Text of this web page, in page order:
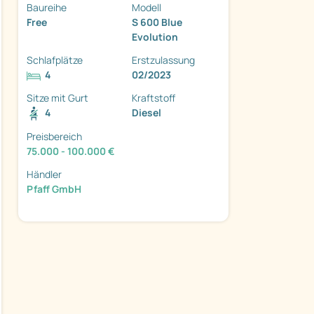
Baureihe
Free
Modell
S 600 Blue
Evolution
Schlafplätze
4
Erstzulassung
02/2023
Sitze mit Gurt
4
Kraftstoff
Diesel
Preisbereich
75.000 - 100.000 €
Händler
Pfaff GmbH